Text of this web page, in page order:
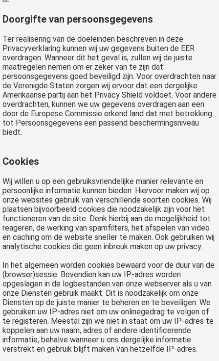
Doorgifte van persoonsgegevens
Ter realisering van de doeleinden beschreven in deze
Privacyverklaring kunnen wij uw gegevens buiten de EER
overdragen. Wanneer dit het geval is, zullen wij de juiste
maatregelen nemen om er zeker van te zijn dat
persoonsgegevens goed beveiligd zijn. Voor overdrachten naar
de Verenigde Staten zorgen wij ervoor dat een dergelijke
Amerikaanse partij aan het Privacy Shield voldoet. Voor andere
overdrachten, kunnen we uw gegevens overdragen aan een
door de Europese Commissie erkend land dat met betrekking
tot Persoonsgegevens een passend beschermingsniveau
biedt.
Cookies
Wij willen u op een gebruiksvriendelijke manier relevante en
persoonlijke informatie kunnen bieden. Hiervoor maken wij op
onze websites gebruik van verschillende soorten cookies. Wij
plaatsen bijvoorbeeld cookies die noodzakelijk zijn voor het
functioneren van de site. Denk hierbij aan de mogelijkheid tot
reageren, de werking van spamfilters, het afspelen van video
en caching om de website sneller te maken. Ook gebruiken wij
analytische cookies die geen inbreuk maken op uw privacy.
In het algemeen worden cookies bewaard voor de duur van de
(browser)sessie. Bovendien kan uw IP-adres worden
opgeslagen in de logbestanden van onze webserver als u van
onze Diensten gebruik maakt. Dit is noodzakelijk om onze
Diensten op de juiste manier te beheren en te beveiligen. We
gebruiken uw IP-adres niet om uw onlinegedrag te volgen of
te registeren. Meestal zijn we niet in staat om uw IP-adres te
koppelen aan uw naam, adres of andere identificerende
informatie, behalve wanneer u ons dergelijke informatie
verstrekt en gebruik blijft maken van hetzelfde IP-adres.